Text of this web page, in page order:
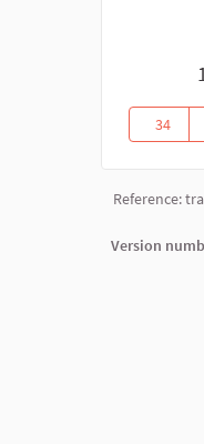
34
34
Reference:
Version